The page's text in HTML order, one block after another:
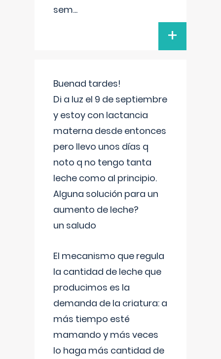
sem...
+
Buenad tardes!
Di a luz el 9 de septiembre
y estoy con lactancia
materna desde entonces
pero llevo unos días q
noto q no tengo tanta
leche como al principio.
Alguna solución para un
aumento de leche?
un saludo
El mecanismo que regula
la cantidad de leche que
producimos es la
demanda de la criatura: a
más tiempo esté
mamando y más veces
lo haga más cantidad de